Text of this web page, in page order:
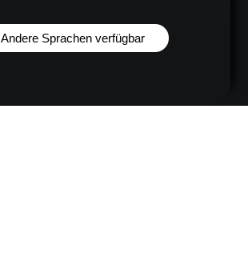
Andere Sprachen verfügbar